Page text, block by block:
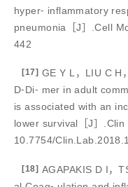
hyper⁃ inflammatory
pneumonia［J］.Cell
442
[17] GE Y L，LIU C H
D⁃Di⁃ mer in adult
is associated with an
lower survival［J］.Clin
10.7754/
[18] AGAPAKIS D I，